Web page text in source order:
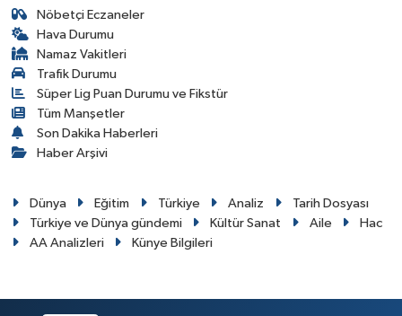
Nöbetçi Eczaneler
Hava Durumu
Namaz Vakitleri
Trafik Durumu
Süper Lig Puan Durumu ve Fikstür
Tüm Manşetler
Son Dakika Haberleri
Haber Arşivi
Dünya Eğitim Türkiye Analiz
Tarih Dosyası
Türkiye ve Dünya gündemi
Kültür Sanat Aile
Hac
AA Analizleri
Künye Bilgileri